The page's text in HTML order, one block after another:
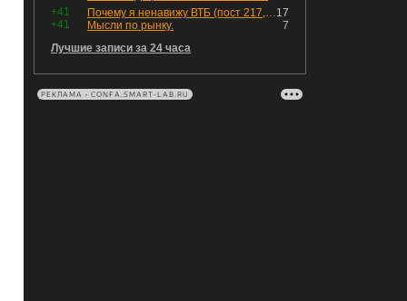
+41
17
Почему я ненавижу ВТБ (пост 217, 12+)
+41
7
Мысли по рынку.
Лучшие записи за 24 часа
РЕКЛАМА • CONFA.SMART-LAB.RU